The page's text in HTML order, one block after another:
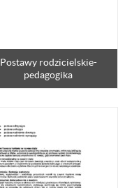
Postawy rodzicielskie-
pedagogika